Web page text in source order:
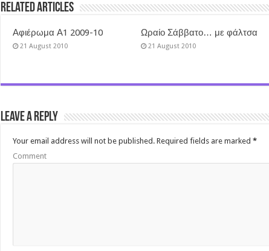
Related Articles
Αφιέρωμα Α1 2009-10
21 August 2010
Ωραίο Σάββατο… με φάλτσα
21 August 2010
Leave a Reply
Your email address will not be published.Required fields are marked *
Comment